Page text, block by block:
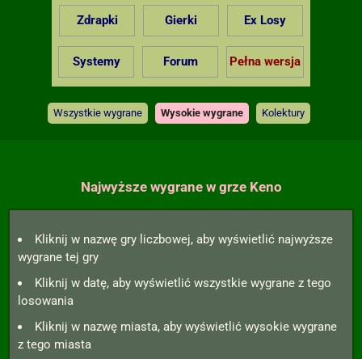
Zdrapki Gierki Ex Losy
Systemy Forum Pełna wersja
Wszystkie wygrane Wysokie wygrane Kolektury
Najwyższe wygrane w grze Keno
Kliknij w nazwę gry liczbowej, aby wyświetlić najwyższe
wygrane tej gry
Kliknij w datę, aby wyświetlić wszystkie wygrane z tego
losowania
Kliknij w nazwę miasta, aby wyświetlić wysokie wygrane
z tego miasta